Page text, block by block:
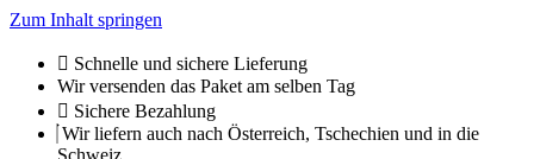
Zum Inhalt springen
Schnelle und sichere Lieferung
Wir versenden das Paket am selben Tag
Sichere Bezahlung
Wir liefern auch nach Österreich, Tschechien und in die
Schweiz